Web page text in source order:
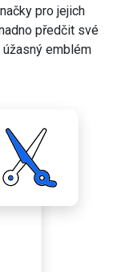
pro jejich
předčit své
emblém